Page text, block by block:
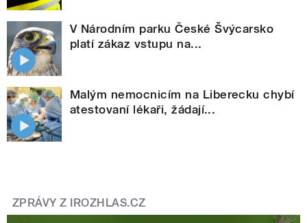
V Národním parku České Švýcarsko
platí zákaz vstupu na...
Malým nemocnicím na Liberecku chybí
atestovaní lékaři, žádají...
ZPRÁVY Z IROZHLAS.CZ